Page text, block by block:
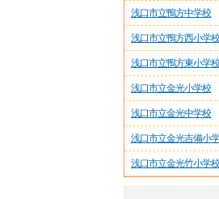
浅口市立鴨方中学校
浅口市立鴨方西小学校
浅口市立鴨方東小学校
浅口市立金光小学校
浅口市立金光中学校
浅口市立金光吉備小
浅口市立金光竹小学校